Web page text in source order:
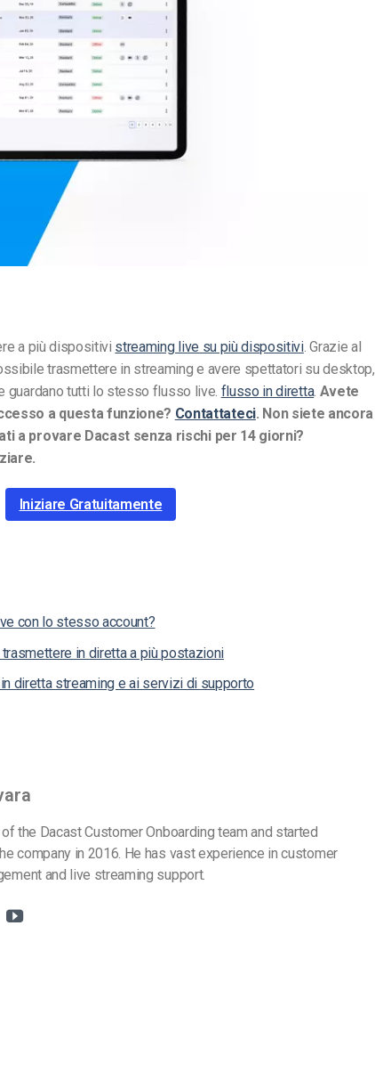
Video
a più dispositivi streaming live su più dispositivi. Grazie al
trasmettere in streaming e avere spettatori su desktop,
guardano tutti lo stesso flusso live. flusso in diretta. Avete
a questa funzione? Contattateci. Non siete ancora
a provare Dacast senza rischi per 14 giorni?
Iniziare Gratuitamente
con lo stesso account?
in diretta a più postazioni
diretta streaming e ai servizi di supporto
the Dacast Customer Onboarding team and started
company in 2016. He has vast experience in customer
and live streaming support.